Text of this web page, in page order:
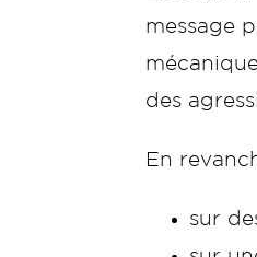
message
des
En
sur